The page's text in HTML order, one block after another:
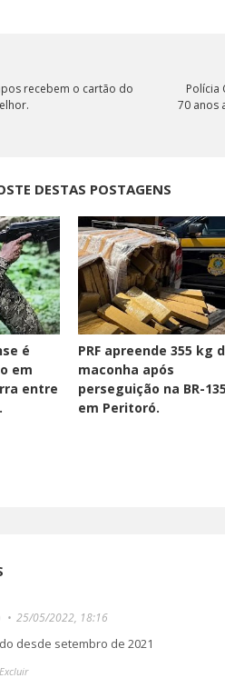
Polícia
70 anos
recebem o cartão do
DESTAS POSTAGENS
é
em
entre
PRF apreende 355 kg
maconha após
perseguição na BR-
em Peritoró.
25/05/2022, 18:16
desde setembro de 2021
Excluir